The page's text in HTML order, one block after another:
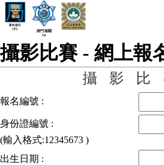
攝影比賽 - 網上報
攝影比
報名編號 :
身份證編號 :
(輸入格式:12345673 )
出生日期 :